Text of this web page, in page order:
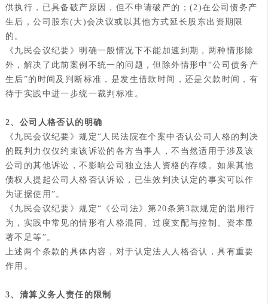
供执行，已具备破产原因，但不申请破产的；(2)在公司债务产
生后，公司股东(大)会决议或以其他方式延长股东出资期限
的。
《九民会议纪要》明确一般情况下不能加速到期，两种情形除
外，解决了此前案例不统一的问题，但除外情形中“公司债务产
生后”的时间及判断标准，是发生借款时间，还是欠款时间，有
待于实践中进一步统一裁判标准。
2、 公司人格否认 的明确
《九民会议纪要》规定“人民法院在个案中否认公司人格的判决
的既判力仅仅约束该诉讼的各方当事人，不当然适用于涉及该
公司的其他诉讼，不影响公司独立法人资格的存续。如果其他
债权人提起公司人格否认诉讼，已生效判决认定的事实可以作
为证据使用”。
《九民会议纪要》规定“《公司法》第20条第3款规定的滥用行
为，实践中常见的情形有人格混同、过度支配与控制、资本显
著不足等”。
上述两个条款的具体内容，对于认定法人人格否认，具有重要
作用。
3、 清算义务人责任 的限制